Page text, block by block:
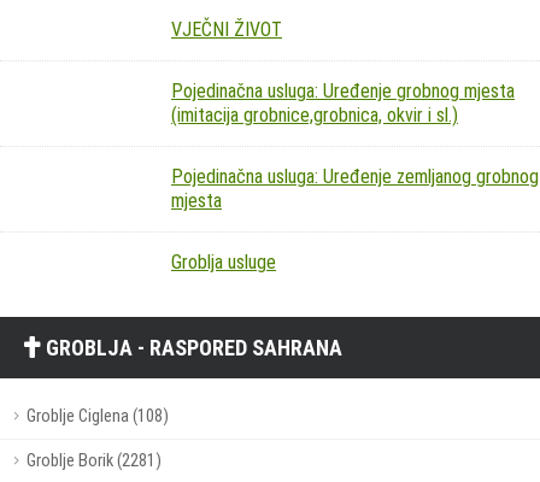
VJEČNI ŽIVOT
Pojedinačna usluga: Uređenje grobnog mjesta
(imitacija grobnice,grobnica, okvir i sl.)
Pojedinačna usluga: Uređenje zemljanog grobnog
mjesta
Groblja usluge
GROBLJA - RASPORED SAHRANA
Groblje Ciglena (108)
Groblje Borik (2281)